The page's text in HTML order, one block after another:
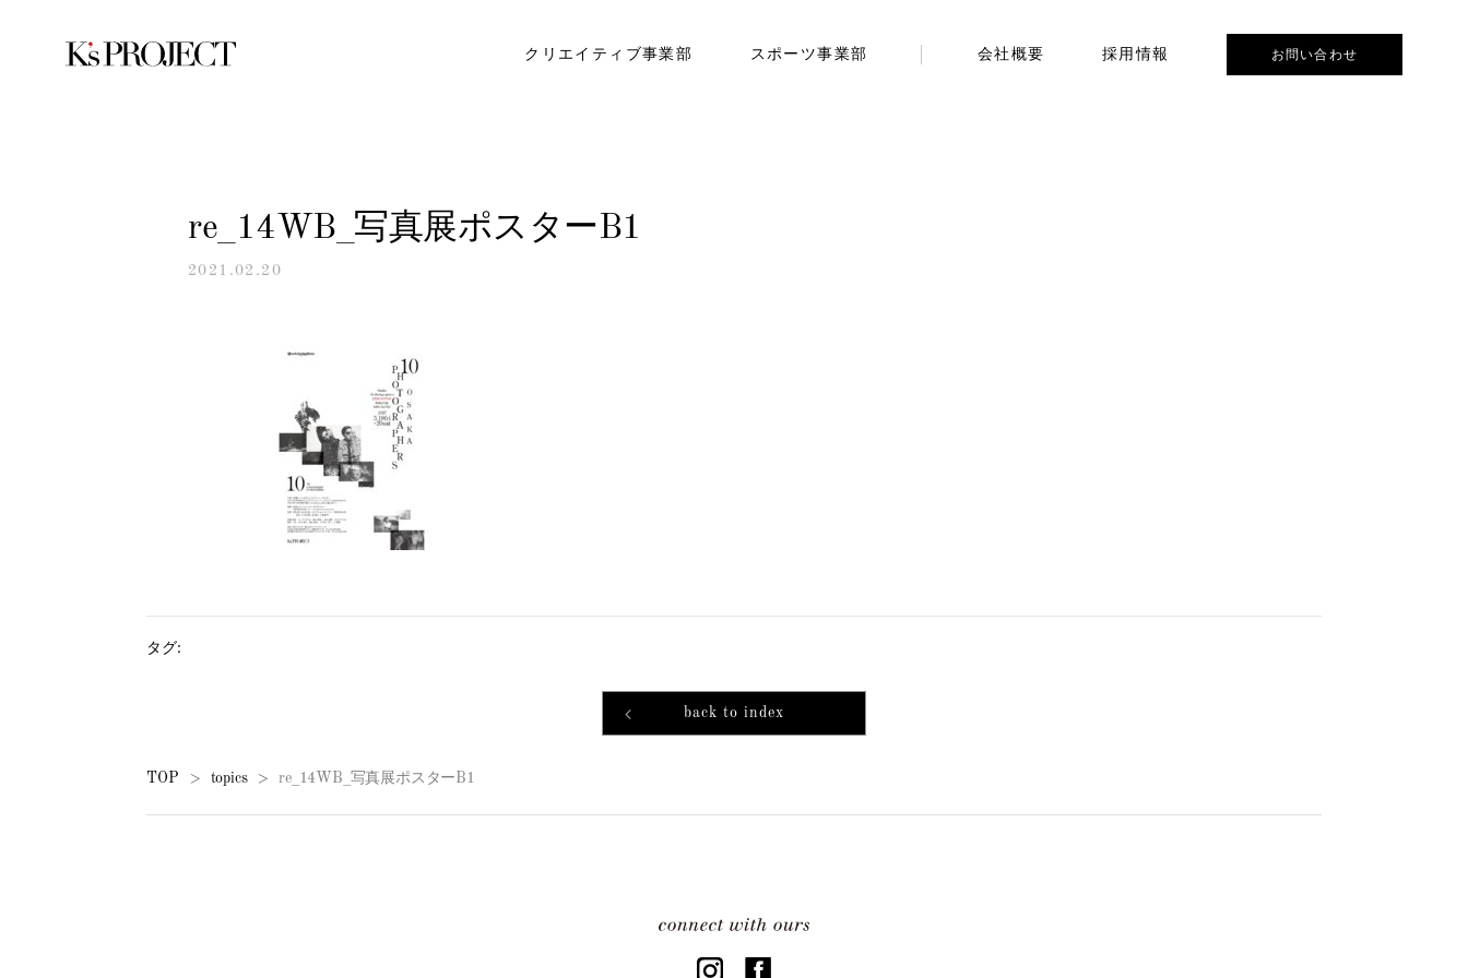
クリエイティブ事業部 スポーツ事業部 会社概要 採用情報 お問い合わせ
re_14WB_写真展ポスターB1
2021.02.20
タグ:
back to index
TOP > topics > re_14WB_写真展ポスターB1